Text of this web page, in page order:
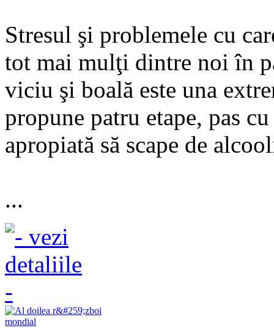
Stresul şi problemele cu
tot mai mulţi dintre noi în
viciu şi boală este una
propune patru etape, pas
apropiată să scape de
...